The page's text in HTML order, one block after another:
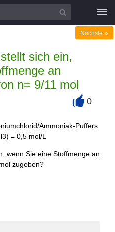
sich ein,
an
n= 9/11 mol
Nächste »
0
Ammoniak-Puffers
= 0,5 mol/L
wenn Sie eine Stoffmenge an
zugeben?